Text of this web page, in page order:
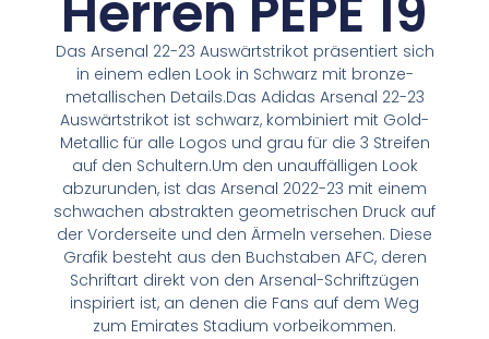
Das Arsenal 22-23 Auswärtstrikot präsentiert sich
in einem edlen Look in Schwarz mit bronze-
metallischen Details.Das Adidas Arsenal 22-23
Auswärtstrikot ist schwarz, kombiniert mit Gold-
Metallic für alle Logos und grau für die 3 Streifen
auf den Schultern.Um den unauffälligen Look
abzurunden, ist das Arsenal 2022-23 mit einem
schwachen abstrakten geometrischen Druck auf
der Vorderseite und den Ärmeln versehen. Diese
Grafik besteht aus den Buchstaben AFC, deren
Schriftart direkt von den Arsenal-Schriftzügen
inspiriert ist, an denen die Fans auf dem Weg
zum Emirates Stadium vorbeikommen.